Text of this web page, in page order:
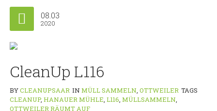
08.03
2020
CleanUp L116
BYCLEANUPSAAR IN MÜLL SAMMELN, OTTWEILER TAGS
CLEANUP, HANAUER MÜHLE, L116, MÜLLSAMMELN,
OTTWEILER RÄUMT AUF